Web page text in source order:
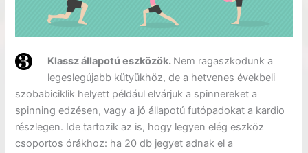
Klassz állapotú eszközök. Nem ragaszkodunk a
legeslegújabb kütyükhöz, de a hetvenes évekbeli
szobabiciklik helyett például elvárjuk a spinnereket a
spinning edzésen, vagy a jó állapotú futópadokat a kardio
részlegen. Ide tartozik az is, hogy legyen elég eszköz
csoportos órákhoz: ha 20 db jegyet adnak el a